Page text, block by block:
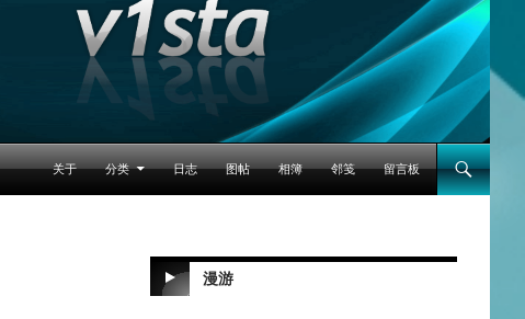
跳至正文
关于
分类 日志 图帖 相簿 邻笺 留言板
漫游